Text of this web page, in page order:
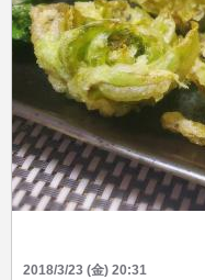
2018/3/23 (金) 20:31